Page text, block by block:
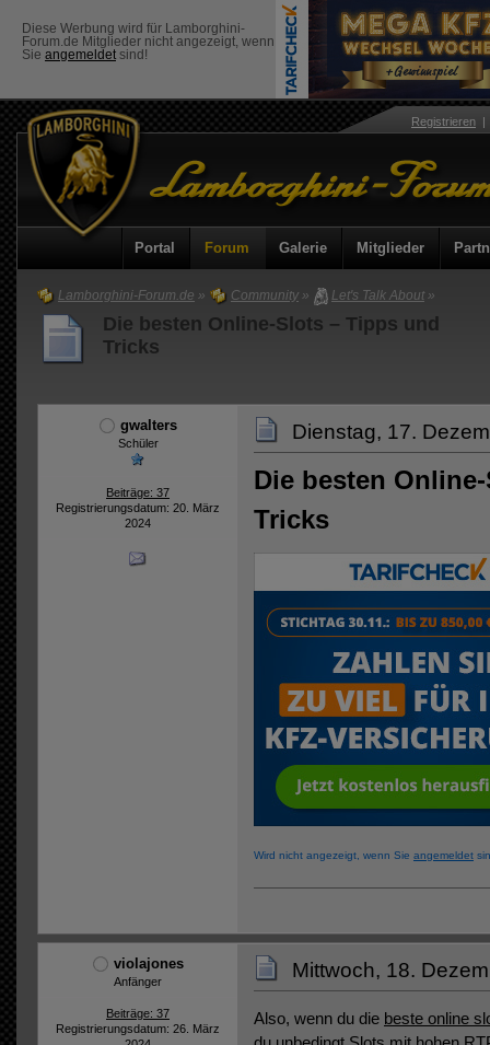
Diese Werbung wird für Lamborghini-
Forum.de Mitglieder nicht angezeigt, wenn
Sie angemeldet sind!
Registrieren
Portal Forum Galerie Mitglieder
Lamborghini-Forum.de » Community » Let's Talk About »
Die besten Online-Slots – Tipps und
Tricks
gwalters
Schüler
Beiträge: 37
Registrierungsdatum: 20. März
2024
Dienstag, 17.
Die besten
Tricks
Wird nicht angezeigt, wenn Sie angemeldet
violajones
Anfänger
Beiträge: 37
Registrierungsdatum: 26. März
Mittwoch, 18.
Also, wenn du die beste online